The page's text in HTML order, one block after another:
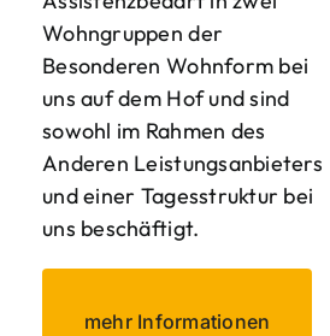
Wohngruppen der
Besonderen Wohnform bei
uns auf dem Hof und sind
sowohl im Rahmen des
Anderen Leistungsanbieters
und einer Tagesstruktur bei
uns beschäftigt.
mehr Informationen